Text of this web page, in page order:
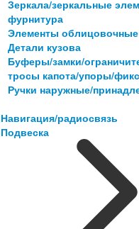
Зеркала/зеркальные
фурнитура
Элементы облицовочные
Детали кузова
Буферы/замки/
тросы капота/упоры/
Ручки наружные/
Навигация/радиосвязь
Подвеска